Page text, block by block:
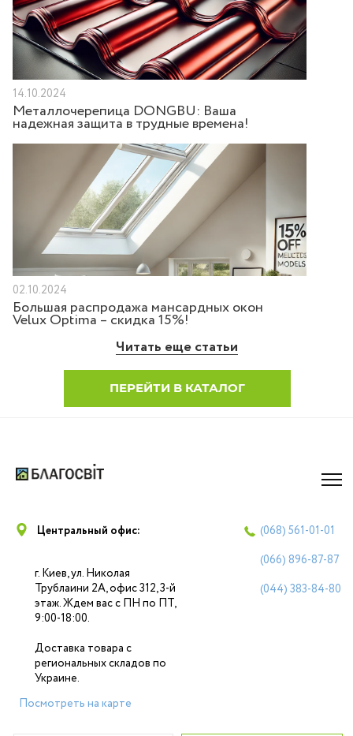
14.10.2024
Металлочерепица DONGBU: Ваша
надежная защита в трудные времена!
02.10.2024
Большая распродажа мансардных окон
Velux Optima – скидка 15%!
Читать еще статьи
ПЕРЕЙТИ В КАТАЛОГ
Центральный офис:
г. Киев, ул. Николая
Трублаини 2А, офис 312, 3-й
этаж. Ждем вас с ПН по ПТ,
9:00-18:00.
Доставка товара с
региональных складов по
Украине.
Посмотреть на карте
(068) 561-01-01
(066) 896-87-87
(044) 383-84-80